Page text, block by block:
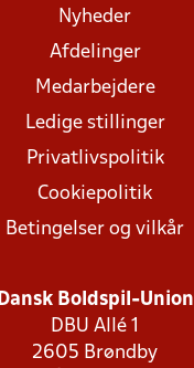
Nyheder
Afdelinger
Medarbejdere
Ledige stillinger
Privatlivspolitik
Cookiepolitik
Betingelser og vilkår
Dansk Boldspil-Union
DBU Allé 1
2605 Brøndby